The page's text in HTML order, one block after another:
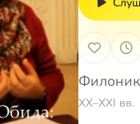
XX–XXI вв.